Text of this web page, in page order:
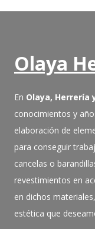
Olaya
En Olaya, Herrería
conocimientos y
elaboración de
para conseguir
cancelas o
revestimientos en
en dichos
estética que